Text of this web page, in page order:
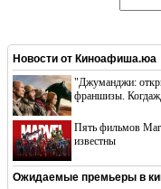
Новости от Киноафиша.юа
"Джуманджи:
франшизы.
Пять фильмов
известны
Ожидаемые премьеры в